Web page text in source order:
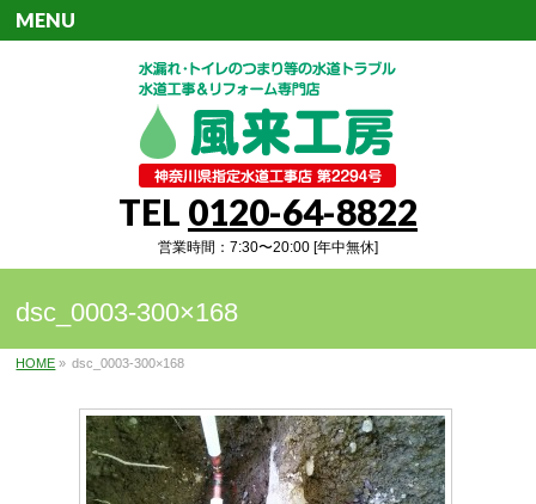
TEL 0120-64-8822
営業時間：7:30〜20:00 [年中無休]
MENU
dsc_0003-300×168
HOME » dsc_0003-300×168